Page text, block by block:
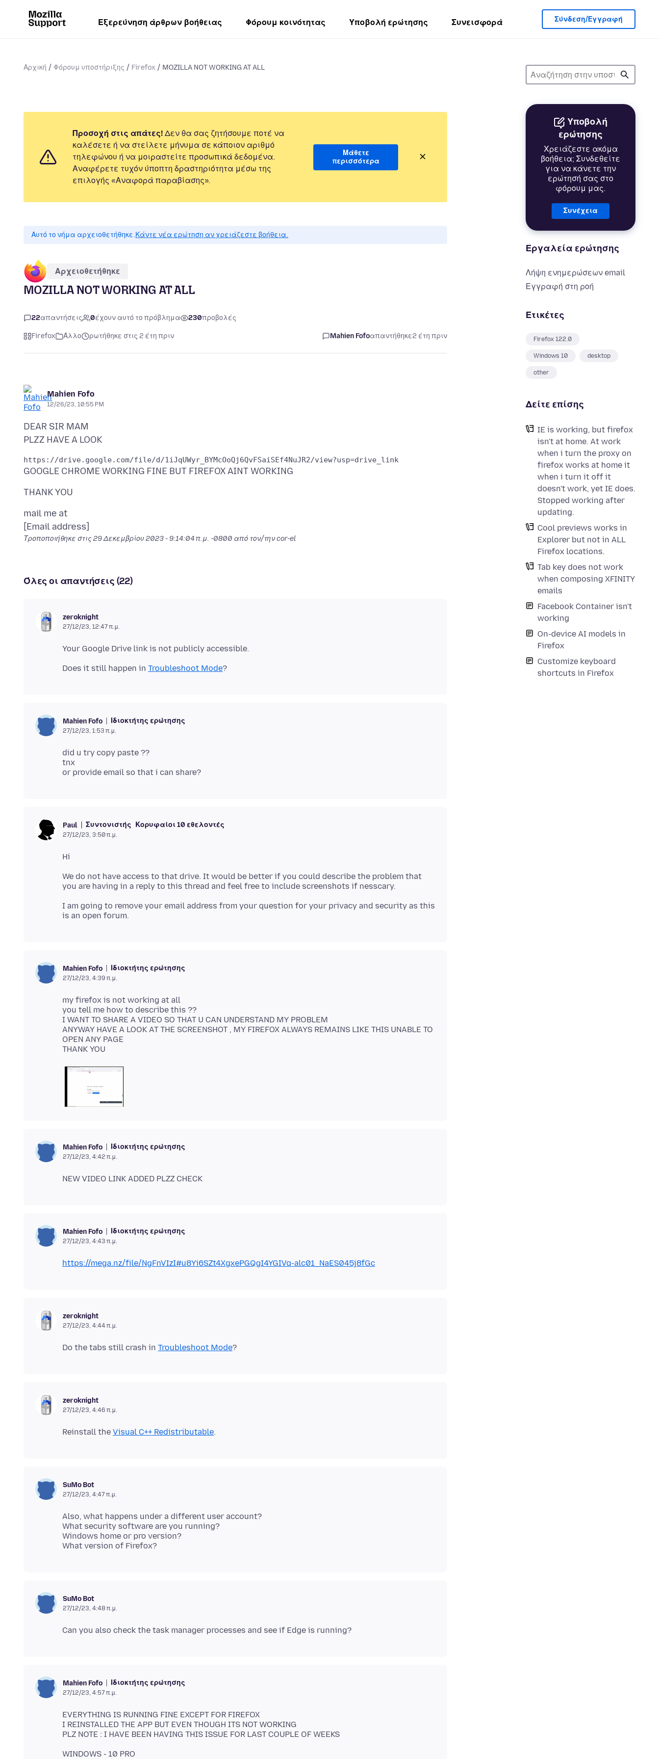
Εξερεύνηση άρθρων βοήθειας Φόρουμ κοινότητας Υποβολή ερώτησης Συνεισφορά Σύνδεση/Εγγραφή
Αρχική Φόρουμ υποστήριξης Firefox MOZILLA NOT WORKING AT ALL
Υποβολή
ερώτησης
Χρειάζεστε ακόμα
βοήθεια; Συνδεθείτε
για να κάνετε την
ερώτησή σας στο
φόρουμ μας.
Συνέχεια
Εργαλεία ερώτησης
Λήψη ενημερώσεων email
Εγγραφή στη ροή
Ετικέτες
Firefox 122.0
Windows 10 desktop
other
Δείτε επίσης
IE is working, but firefox
isn't at home. At work
when i turn the proxy on
firefox works at home it
when i turn it off it
doesn't work, yet IE does.
Stopped working after
updating.
Cool previews works in
Explorer but not in ALL
Firefox locations.
Tab key does not work
when composing XFINITY
emails
Facebook Container isn't
working
On-device AI models in
Firefox
Customize keyboard
shortcuts in Firefox
Προσοχή στις απάτες! Δεν θα σας ζητήσουμε ποτέ να
καλέσετε ή να στείλετε μήνυμα σε κάποιον αριθμό
τηλεφώνου ή να μοιραστείτε προσωπικά δεδομένα.
Αναφέρετε τυχόν ύποπτη δραστηριότητα μέσω της
επιλογής «Αναφορά παραβίασης».
Μάθετε
περισσότερα
Αυτό το νήμα αρχειοθετήθηκε.Κάντε νέα ερώτηση αν χρειάζεστε βοήθεια.
Αρχειοθετήθηκε
MOZILLA NOT WORKING AT ALL
22απαντήσεις 0έχουν αυτό το πρόβλημα 230προβολές
Firefox Άλλο ρωτήθηκε στις 2 έτη πριν Mahien Fofoαπαντήθηκε2 έτη πριν
Mahien Fofo
12/26/23, 10:55 PM
DEAR SIR MAM
mail me at
Τροποποιήθηκε στις 29 Δεκεμβρίου 2023 - 9:14:04 π.μ. -0800 από τον/την cor-el
Όλες οι απαντήσεις (22)
zeroknight
27/12/23, 12:47 π.μ.
Does it still happen in Troubleshoot Mode
Mahien Fofo Ιδιοκτήτης ερώτησης
27/12/23, 1:53 π.μ.
did u try copy paste ??
tnx
Paul Συντονιστής Κορυφαίοι 10 εθελοντές
27/12/23, 3:50 π.μ.
We do not have access to that drive. It would be better if you could describe the problem that
I am going to remove your email address from your question for your privacy and security as this
Mahien Fofo Ιδιοκτήτης ερώτησης
27/12/23, 4:39 π.μ.
my firefox is not working at all
you tell me how to describe this ??
I WANT TO SHARE A VIDEO SO THAT U CAN UNDERSTAND MY PROBLEM
ANYWAY HAVE A LOOK AT THE SCREENSHOT , MY FIREFOX ALWAYS REMAINS LIKE THIS UNABLE TO
OPEN ANY PAGE
Mahien Fofo Ιδιοκτήτης ερώτησης
27/12/23, 4:42 π.μ.
Mahien Fofo Ιδιοκτήτης ερώτησης
27/12/23, 4:43 π.μ.
https://mega.nz/file/NgFnVIzI#u8Yi6SZt4XgxePGQgI4YGIVq-alc01_NaES045j8fGc
zeroknight
27/12/23, 4:44 π.μ.
Do the tabs still crash in Troubleshoot Mode
zeroknight
27/12/23, 4:46 π.μ.
Reinstall the Visual C++ Redistributable
SuMo Bot
27/12/23, 4:47 π.μ.
Also, what happens under a different user account?
What security software are you running?
Windows home or pro version?
SuMo Bot
27/12/23, 4:48 π.μ.
Mahien Fofo Ιδιοκτήτης ερώτησης
27/12/23, 4:57 π.μ.
EVERYTHING IS RUNNING FINE EXCEPT FOR FIREFOX
I REINSTALLED THE APP BUT EVEN THOUGH ITS NOT WORKING
WINDOWS - 10 PRO